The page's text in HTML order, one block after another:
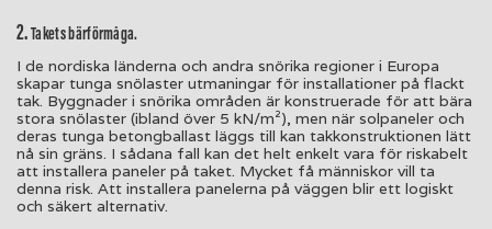
2.Takets bärförmåga.
I de nordiska länderna och andra snörika regioner i Europa
skapar tunga snölaster utmaningar för installationer på flackt
tak. Byggnader i snörika områden är konstruerade för att bära
stora snölaster (ibland över 5 kN/m²), men när solpaneler och
deras tunga betongballast läggs till kan takkonstruktionen lätt
nå sin gräns. I sådana fall kan det helt enkelt vara för riskabelt
att installera paneler på taket. Mycket få människor vill ta
denna risk. Att installera panelerna på väggen blir ett logiskt
och säkert alternativ.